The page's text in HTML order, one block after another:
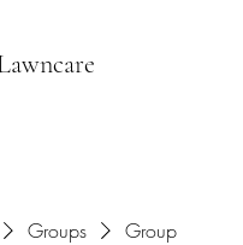
Groups Group